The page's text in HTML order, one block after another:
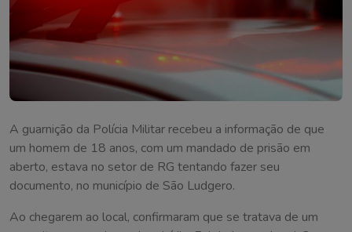
A guarnição da Polícia Militar recebeu a informação de que
um homem de 18 anos, com um mandado de prisão em
aberto, estava no setor de RG tentando fazer seu
documento, no município de São Ludgero.
Ao chegarem ao local, confirmaram que se tratava de um